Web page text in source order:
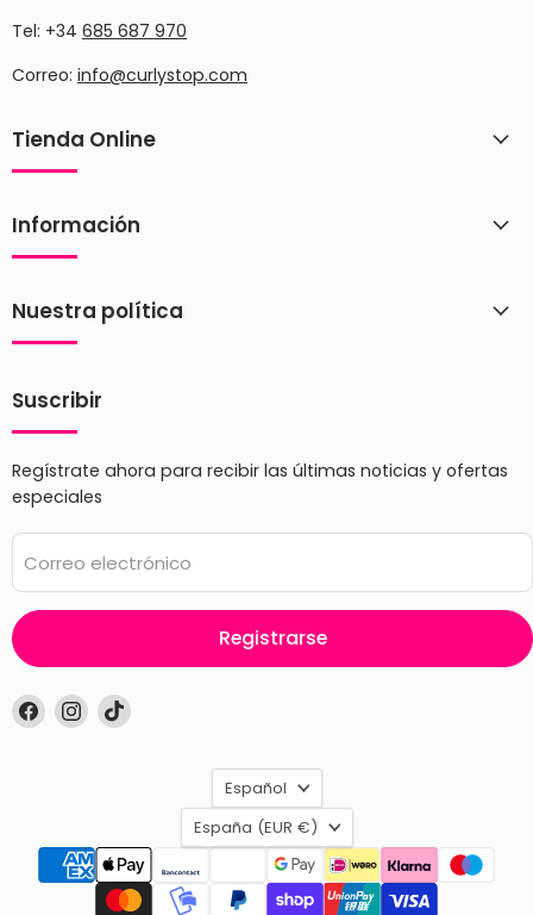
Tel: +34 685 687 970
Correo: info@curlystop.com
Tienda Online
Información
Nuestra política
Suscribir
Regístrate ahora para recibir las últimas noticias y ofertas
especiales
Correo electrónico
Registrarse
Encuéntrenos
en
Encuéntrenos
en
Encuéntrenos
Idioma
Español
País
España (EUR €)